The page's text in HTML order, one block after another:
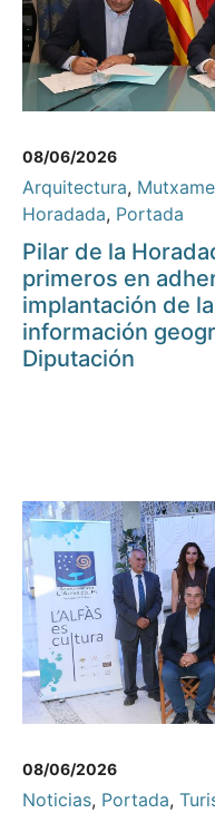
08/06/2026
Arquitectura,
Horadada, Portada
Pilar de la
primeros en
implantación de
información
Diputación
08/06/2026
Noticias, Portada,